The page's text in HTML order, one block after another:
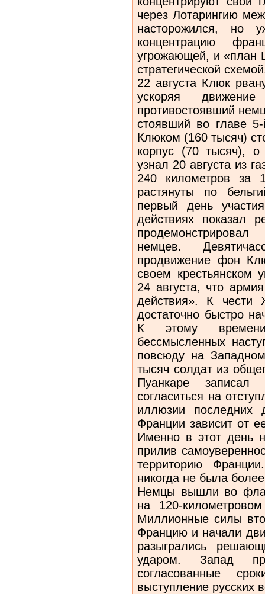
через Лотарингию
насторожился, но
концентрацию
угрожающей, и «план
стратегической
22 августа Клюк
ускоряя
противостоявший
стоявший во главе
Клюком (160 тысяч)
корпус (70 тысяч), о
узнал 20 августа из
240 километров
растянуты по
первый день
действиях показал
немцев.
продвижение фон
своем крестьянском
24 августа, что
действия». К чести
достаточно быстро
К этому
бессмысленных
повсюду на
тысяч солдат из
Пуанкаре
согласиться на
иллюзии последних
Франции зависит от
Именно в этот день
прилив
территорию
никогда не была
Немцы вышли во
на 120-
Миллионные силы
Францию и начали
разыгрались
ударом. Запад
согласованные
выступление русских